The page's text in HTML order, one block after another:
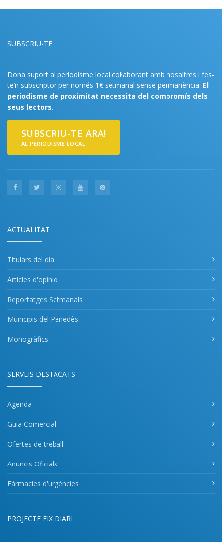
SUBSCRIU-TE
Dona suport al periodisme local col·laborant amb nosaltres i fes-
te’n subscriptor per només 1€ setmanal sense permanència. El
periodisme de proximitat necessita del compromís dels
seus lectors.
SUBSCRIU-TE ARA!
AL PERIODISME LOCAL
ACTUALITAT
Titulars del dia
Articles d'opinió
Reportatges Setmanals
Municipis del Penedès
Monogràfics
SERVEIS DESTACATS
Agenda
Guia Comercial
Ofertes de treball
Anuncis Oficials
Fàrmacies d'urgències
PROJECTE EIX DIARI